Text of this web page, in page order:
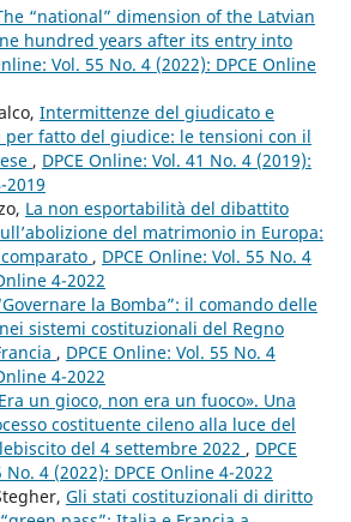
“national” dimension of the Latvian
hundred years after its entry into
Vol. 55 No. 4 (2022): DPCE Online
Intermittenze del giudicato e
per fatto del giudice: le tensioni con il
, DPCE Online: Vol. 41 No. 4 (2019):
2019
La non esportabilità del dibattito
del matrimonio in Europa:
, DPCE Online: Vol. 55 No. 4
4-2022
la Bomba”: il comando delle
sistemi costituzionali del Regno
, DPCE Online: Vol. 55 No. 4
4-2022
un gioco, non era un fuoco». Una
costituente cileno alla luce del
del 4 settembre 2022 , DPCE
4 (2022): DPCE Online 4-2022
Gli stati costituzionali di diritto